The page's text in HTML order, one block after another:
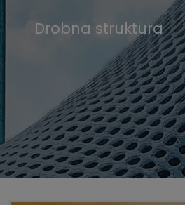
Drobna struktura